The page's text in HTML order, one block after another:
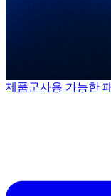
제품군사용 가능한